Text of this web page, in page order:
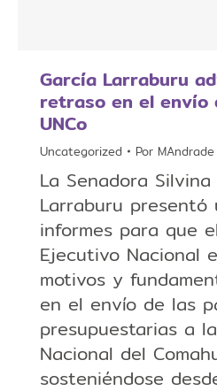
García Larraburu
retraso en el envío
UNCo
Uncategorized Por MAndrade
La Senadora Silvina
Larraburu presentó
informes para que
Ejecutivo Nacional
motivos y
en el envío de las
presupuestarias a
Nacional del
sosteniéndose